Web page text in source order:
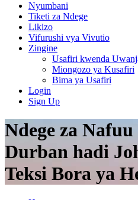
Nyumbani
Tiketi za Ndege
Likizo
Vifurushi vya Vivutio
Zingine
Usafiri kwenda
Miongozo ya Kusafiri
Bima ya Usafiri
Login
Sign Up
Ndege za
Durban hadi
Teksi Bora ya